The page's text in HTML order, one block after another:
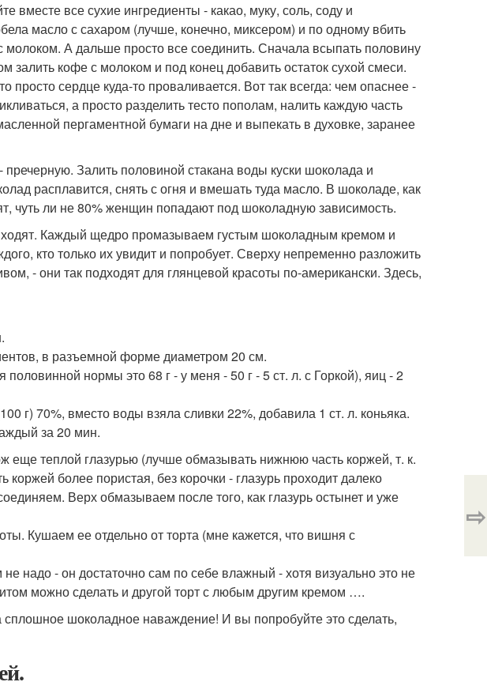
все сухие ингредиенты - какао, муку, соль, соду и
масло с сахаром (лучше, конечно, миксером) и по одному вбить
А дальше просто все соединить. Сначала всыпать половину
залить кофе с молоком и под конец добавить остаток сухой смеси.
просто сердце куда-то проваливается. Вот так всегда: чем опаснее -
а просто разделить тесто пополам, налить каждую часть
пергаментной бумаги на дне и выпекать в духовке, заранее
Залить половиной стакана воды куски шоколада и
расплавится, снять с огня и вмешать туда масло. В шоколаде, как
чуть ли не 80% женщин попадают под шоколадную зависимость.
Каждый щедро промазываем густым шоколадным кремом и
кто только их увидит и попробует. Сверху непременно разложить
- они так подходят для глянцевой красоты по-американски. Здесь,
в разъемной форме диаметром 20 см.
нормы это 68 г - у меня - 50 г - 5 ст. л. с Горкой), яиц - 2
г) 70%, вместо воды взяла сливки 22%, добавила 1 ст. л. коньяка.
за 20 мин.
еще теплой глазурью (лучше обмазывать нижнюю часть коржей, т. к.
коржей более пористая, без корочки - глазурь проходит далеко
Верх обмазываем после того, как глазурь остынет и уже
Кушаем ее отдельно от торта (мне кажется, что вишня с
надо - он достаточно сам по себе влажный - хотя визуально это не
можно сделать и другой торт с любым другим кремом ….
сплошное шоколадное наваждение! И вы попробуйте это сделать,
⇨